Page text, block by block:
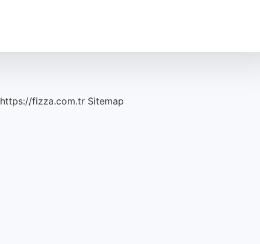
https://fizza.com.tr Sitemap